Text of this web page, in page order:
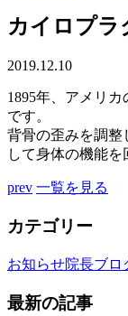
カイロプラ
2019.12.10
1895年、アメリ
です。
背骨の歪みを調整
して身体の機能を
prev 一覧を見る
カテゴリー
お知らせ院長ブロ
最新の記事